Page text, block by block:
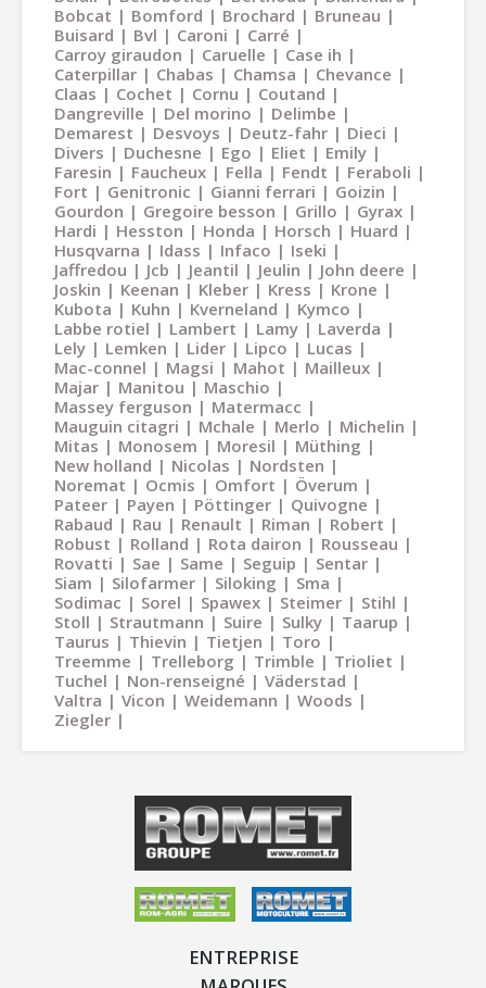
Bobcat
Bomford Brochard
Bruneau
Buisard
Bvl Caroni
Carré
Carroy giraudon
Caruelle
Case ih
Caterpillar
Chabas Chamsa
Chevance
Claas
Cochet Cornu
Coutand
Dangreville
Del morino
Delimbe
Demarest
Desvoys Deutz-fahr
Dieci
Divers
Duchesne Ego Eliet
Emily
Faresin
Faucheux Fella Fendt
Feraboli
Fort
Genitronic Gianni ferrari
Goizin
Gourdon
Gregoire besson Grillo
Gyrax
Hardi
Hesston Honda Horsch
Huard
Husqvarna
Idass Infaco
Iseki
Jaffredou
Jcb Jeantil Jeulin
John deere
Joskin
Keenan Kleber Kress
Krone
Kubota
Kuhn Kverneland
Kymco
Labbe rotiel
Lambert Lamy
Laverda
Lely
Lemken Lider Lipco
Lucas
Mac-connel
Magsi Mahot
Mailleux
Majar
Manitou
Maschio
Massey ferguson
Matermacc
Mauguin citagri
Mchale Merlo
Michelin
Mitas
Monosem Moresil
Müthing
New holland
Nicolas
Nordsten
Noremat
Ocmis Omfort
Överum
Pateer
Payen Pöttinger
Quivogne
Rabaud
Rau Renault Riman
Robert
Robust
Rolland Rota dairon
Rousseau
Rovatti
Sae Same Seguip
Sentar
Siam
Silofarmer Siloking
Sma
Sodimac
Sorel Spawex Steimer
Stihl
Stoll
Strautmann Suire Sulky
Taarup
Taurus
Thievin Tietjen
Toro
Treemme
Trelleborg Trimble
Trioliet
Tuchel
Non-renseigné
Väderstad
Valtra
Vicon Weidemann
Woods
Ziegler
ENTREPRISE